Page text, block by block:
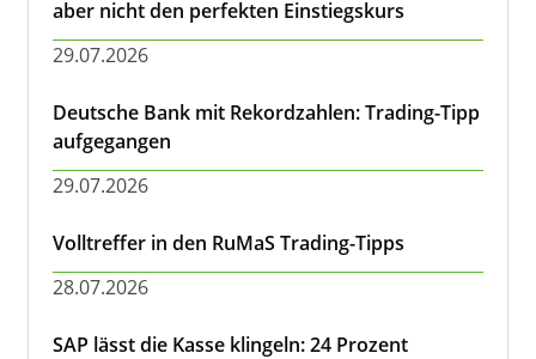
aber nicht den perfekten Einstiegskurs
29.07.2026
Deutsche Bank mit Rekordzahlen: Trading-Tipp
aufgegangen
29.07.2026
Volltreffer in den RuMaS Trading-Tipps
28.07.2026
SAP lässt die Kasse klingeln: 24 Prozent